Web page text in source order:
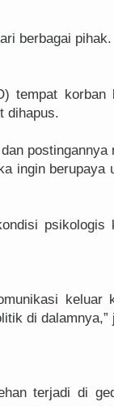
berbagai pihak.
tempat korban
dihapus.
ingin berupaya
psikologis
keluar
di dalamnya,”
terjadi di